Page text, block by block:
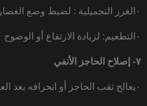
٠الغرز التجميلية : لضبط وضع الغضاريف بدقة
٠التطعيم: لزيادة الارتفاع أو الوضوح
٧- إصلاح الحاجز الأنفي
٠يعالج ثقب الحاجز أو انحرافه بعد العملية الأولى